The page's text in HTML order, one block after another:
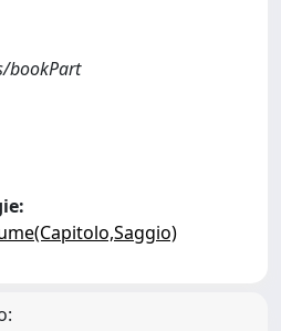
bookPart